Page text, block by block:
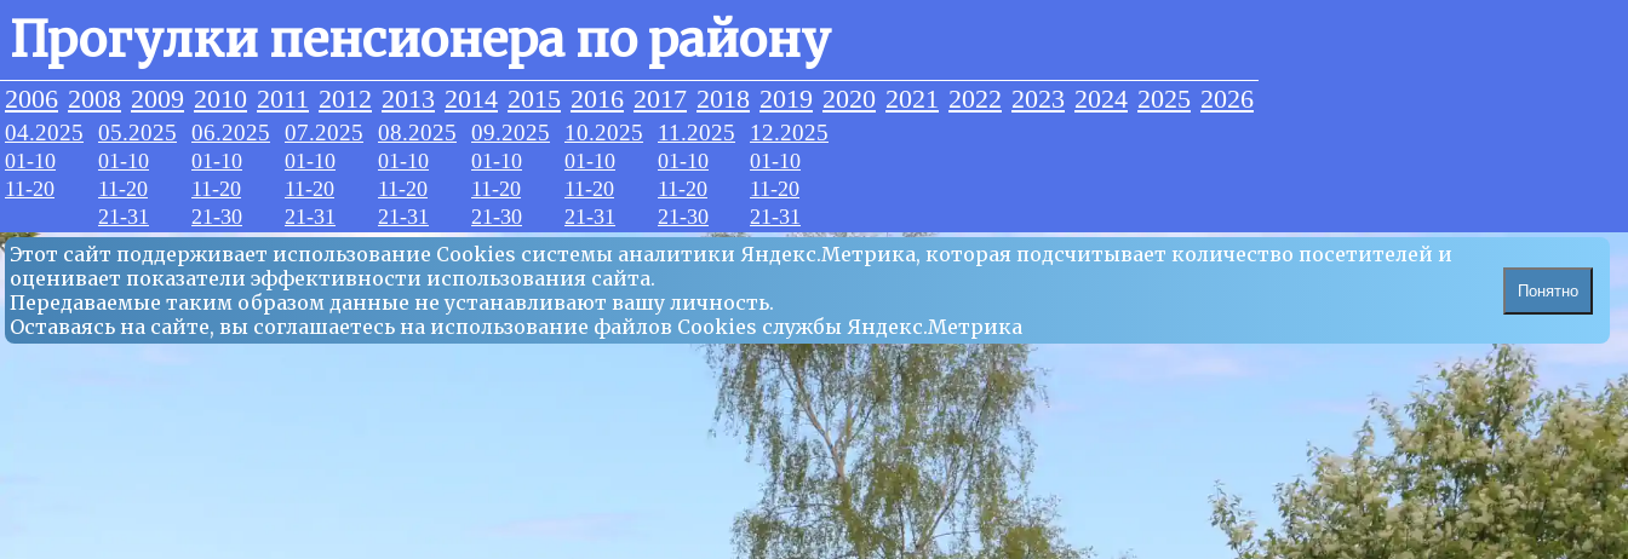
Прогулки пенсионера по району
2006 2008 2009 2010 2011 2012 2013 2014 2015 2016 2017 2018 2019 2020 2021 2022 2023 2024 2025 2026
04.2025
01-10
11-20
05.2025
01-10
11-20
21-31
06.2025
01-10
11-20
21-30
07.2025
01-10
11-20
21-31
08.2025
01-10
11-20
21-31
09.2025
01-10
11-20
21-30
10.2025
01-10
11-20
21-31
11.2025
01-10
11-20
21-30
12.2025
01-10
11-20
21-31
Этот сайт поддерживает использование Сookies системы аналитики Яндекс.Метрика, которая подсчитывает количество посетителей и
оценивает показатели эффективности использования сайта.
Передаваемые таким образом данные не устанавливают вашу личность.
Оставаясь на сайте, вы соглашаетесь на использование файлов Сookies службы Яндекс.Метрика
Понятно